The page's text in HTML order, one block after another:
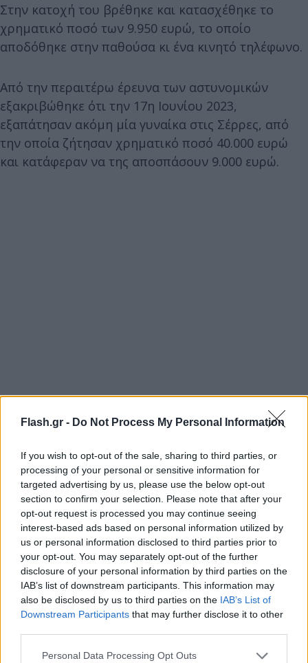
Flash.gr - Do Not Process My Personal Information
If you wish to opt-out of the sale, sharing to third parties, or
processing of your personal or sensitive information for
targeted advertising by us, please use the below opt-out
section to confirm your selection. Please note that after your
opt-out request is processed you may continue seeing
interest-based ads based on personal information utilized by
us or personal information disclosed to third parties prior to
your opt-out. You may separately opt-out of the further
disclosure of your personal information by third parties on the
IAB’s list of downstream participants. This information may
also be disclosed by us to third parties on the IAB’s List of
Downstream Participants that may further disclose it to other
Please note that this website/app uses one or more Google
Personal Data Processing Opt Outs
Στην κατοχή του βρέθηκε και κατασχέθηκε το
χρηματικό ποσό των 9.950 ευρώ, το οποίο
αποδόθηκε στην παθούσα κι ένα κινητό τηλέφωνο.
Από την περαιτέρω έρευνα των αστυνομικών
εξακριβώθηκε ότι την 17η Ιουνίου 2023,
εξαπάτησαν ακόμη μία γυναίκα στις Σέρρες, από
την οποία ζήτησαν χρηματικό ποσό 40.000 ευρώ
και κατάφεραν να της αποσπάσουν 9.000 ευρώ.
Επιπλέον, το τελευταίο χρονικό διάστημα
διέπραξαν ακόμη 4 απόπειρες απάτης σε βάρος